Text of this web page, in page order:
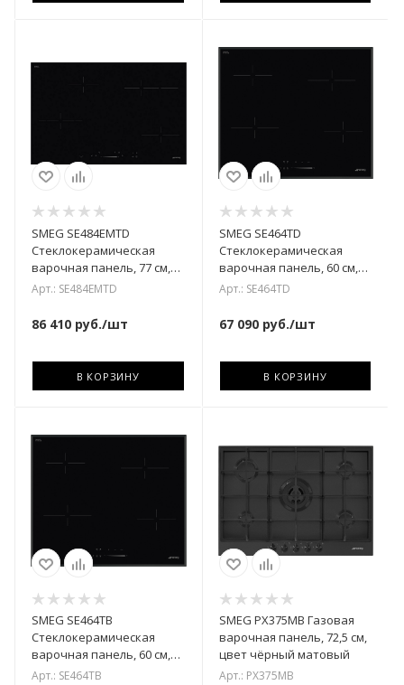
SMEG SE484EMTD
Cтеклокерамическая
варочная панель, 77 см,
прямой край
Арт.: SE484EMTD
86 410 руб./шт
В КОРЗИНУ
SMEG SE464TD
Cтеклокерамическая
варочная панель, 60 см,
прямой край
Арт.: SE464TD
67 090руб./шт
В КОРЗИНУ
SMEG SE464TB
Cтеклокерамическая
варочная панель, 60 см,
скошенный край
Арт.: SE464TB
SMEG PX375MB Газовая
варочная панель, 72,5 см,
цвет чёрный матовый
Арт.: PX375MB